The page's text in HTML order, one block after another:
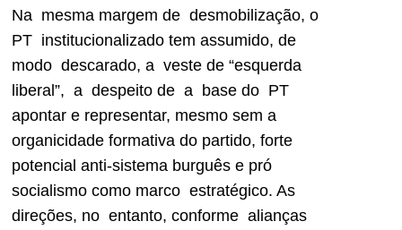
Na mesma margem de desmobilização, o
PT institucionalizado tem assumido, de
modo descarado, a veste de “esquerda
liberal”, a despeito de a base do PT
apontar e representar, mesmo sem a
organicidade formativa do partido, forte
potencial anti-sistema burguês e pró
socialismo como marco estratégico. As
direções, no entanto, conforme alianças